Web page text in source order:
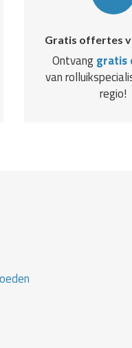
Gratis offertes
Ontvanggratis
van
regio!